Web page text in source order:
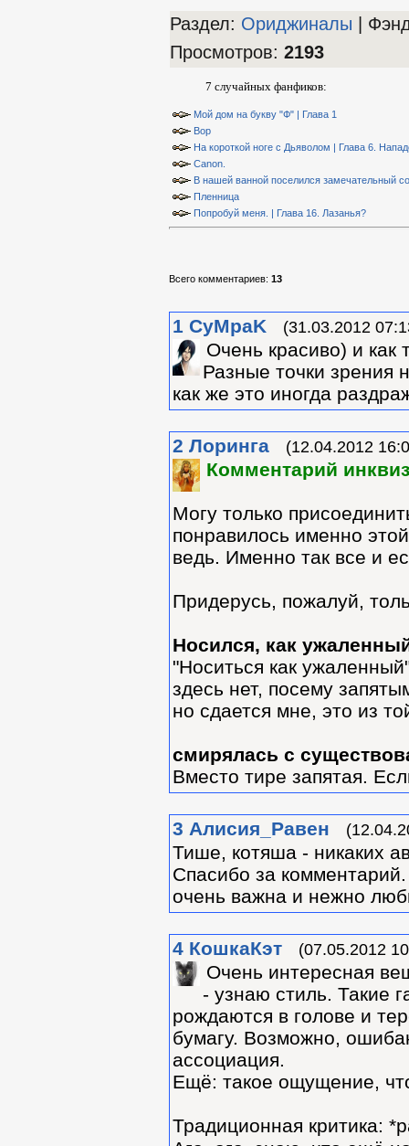
Раздел: Ориджиналы |
Просмотров: 2193
7 случайных фанфиков:
Мой дом на букву "Ф" | Глава 1
Вор
На короткой ноге с Дьяволом | Глава 6.
Canon.
В нашей ванной поселился замечательный
Пленница
Попробуй меня. | Глава 16. Лазанья?
Всего комментариев: 13
1 CyMpaK (31.03.2012
Очень красиво) и как
Разные точки зрения
как же это иногда
2 Лоринга (12.04.2012
Комментарий
Могу только
понравилось именно
ведь. Именно так все и
Придерусь, пожалуй,
Носился, как
"Носиться как
здесь нет, посему
но сдается мне, это из
смирялась с
Вместо тире запятая.
3 Алиcия_Равен
Тише, котяша - никаких
Спасибо за
очень важна и нежно
4 КошкаКэт (07.05.2012
Очень интересная
- узнаю стиль. Такие
рождаются в голове и
бумагу. Возможно,
ассоциация.
Ещё: такое ощущение,
Традиционная критика: